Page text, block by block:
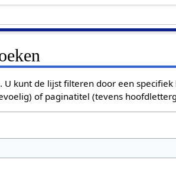
kunt de lijst filteren door een
of paginatitel (tevens